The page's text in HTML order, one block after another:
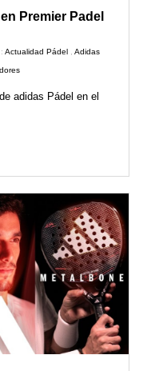
Premier Padel
:Actualidad Pádel ,Adidas
adidas Pádel en el